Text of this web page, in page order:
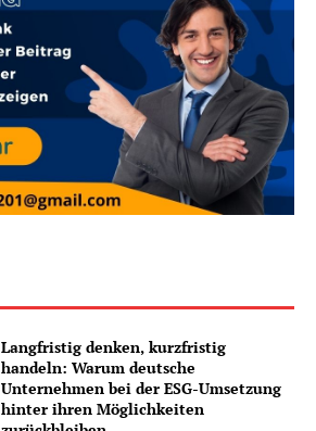
Langfristig denken, kurzfristig
handeln: Warum deutsche
Unternehmen bei der ESG-Umsetzung
hinter ihren Möglichkeiten